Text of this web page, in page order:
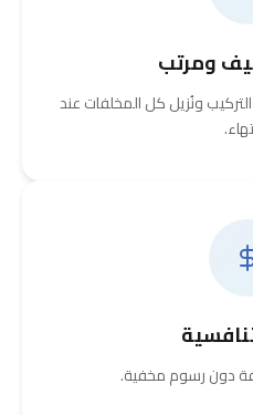
ومرتب
ونُزيل كل المخلفات عند
دون رسوم مخفية.